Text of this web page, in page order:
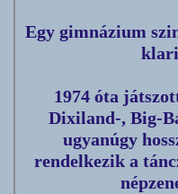
Egy gimnázium
1974 óta
Dixiland-, Big-
ugyanúgy
rendelkezik a